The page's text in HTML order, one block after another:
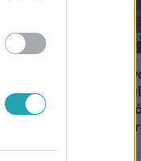
„Ha
sem